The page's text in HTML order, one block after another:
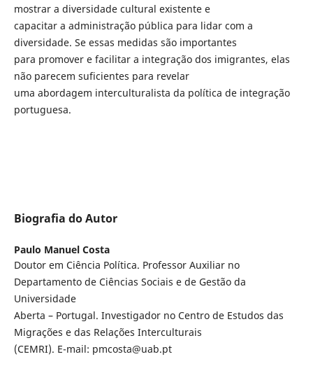
mostrar a diversidade cultural existente e
capacitar a administração pública para lidar com a
diversidade. Se essas medidas são importantes
para promover e facilitar a integração dos imigrantes, elas
não parecem suficientes para revelar
uma abordagem interculturalista da política de integração
portuguesa.
Biografia do Autor
Paulo Manuel Costa
Doutor em Ciência Política. Professor Auxiliar no
Departamento de Ciências Sociais e de Gestão da
Universidade
Aberta – Portugal. Investigador no Centro de Estudos das
Migrações e das Relações Interculturais
(CEMRI). E-mail: pmcosta@uab.pt